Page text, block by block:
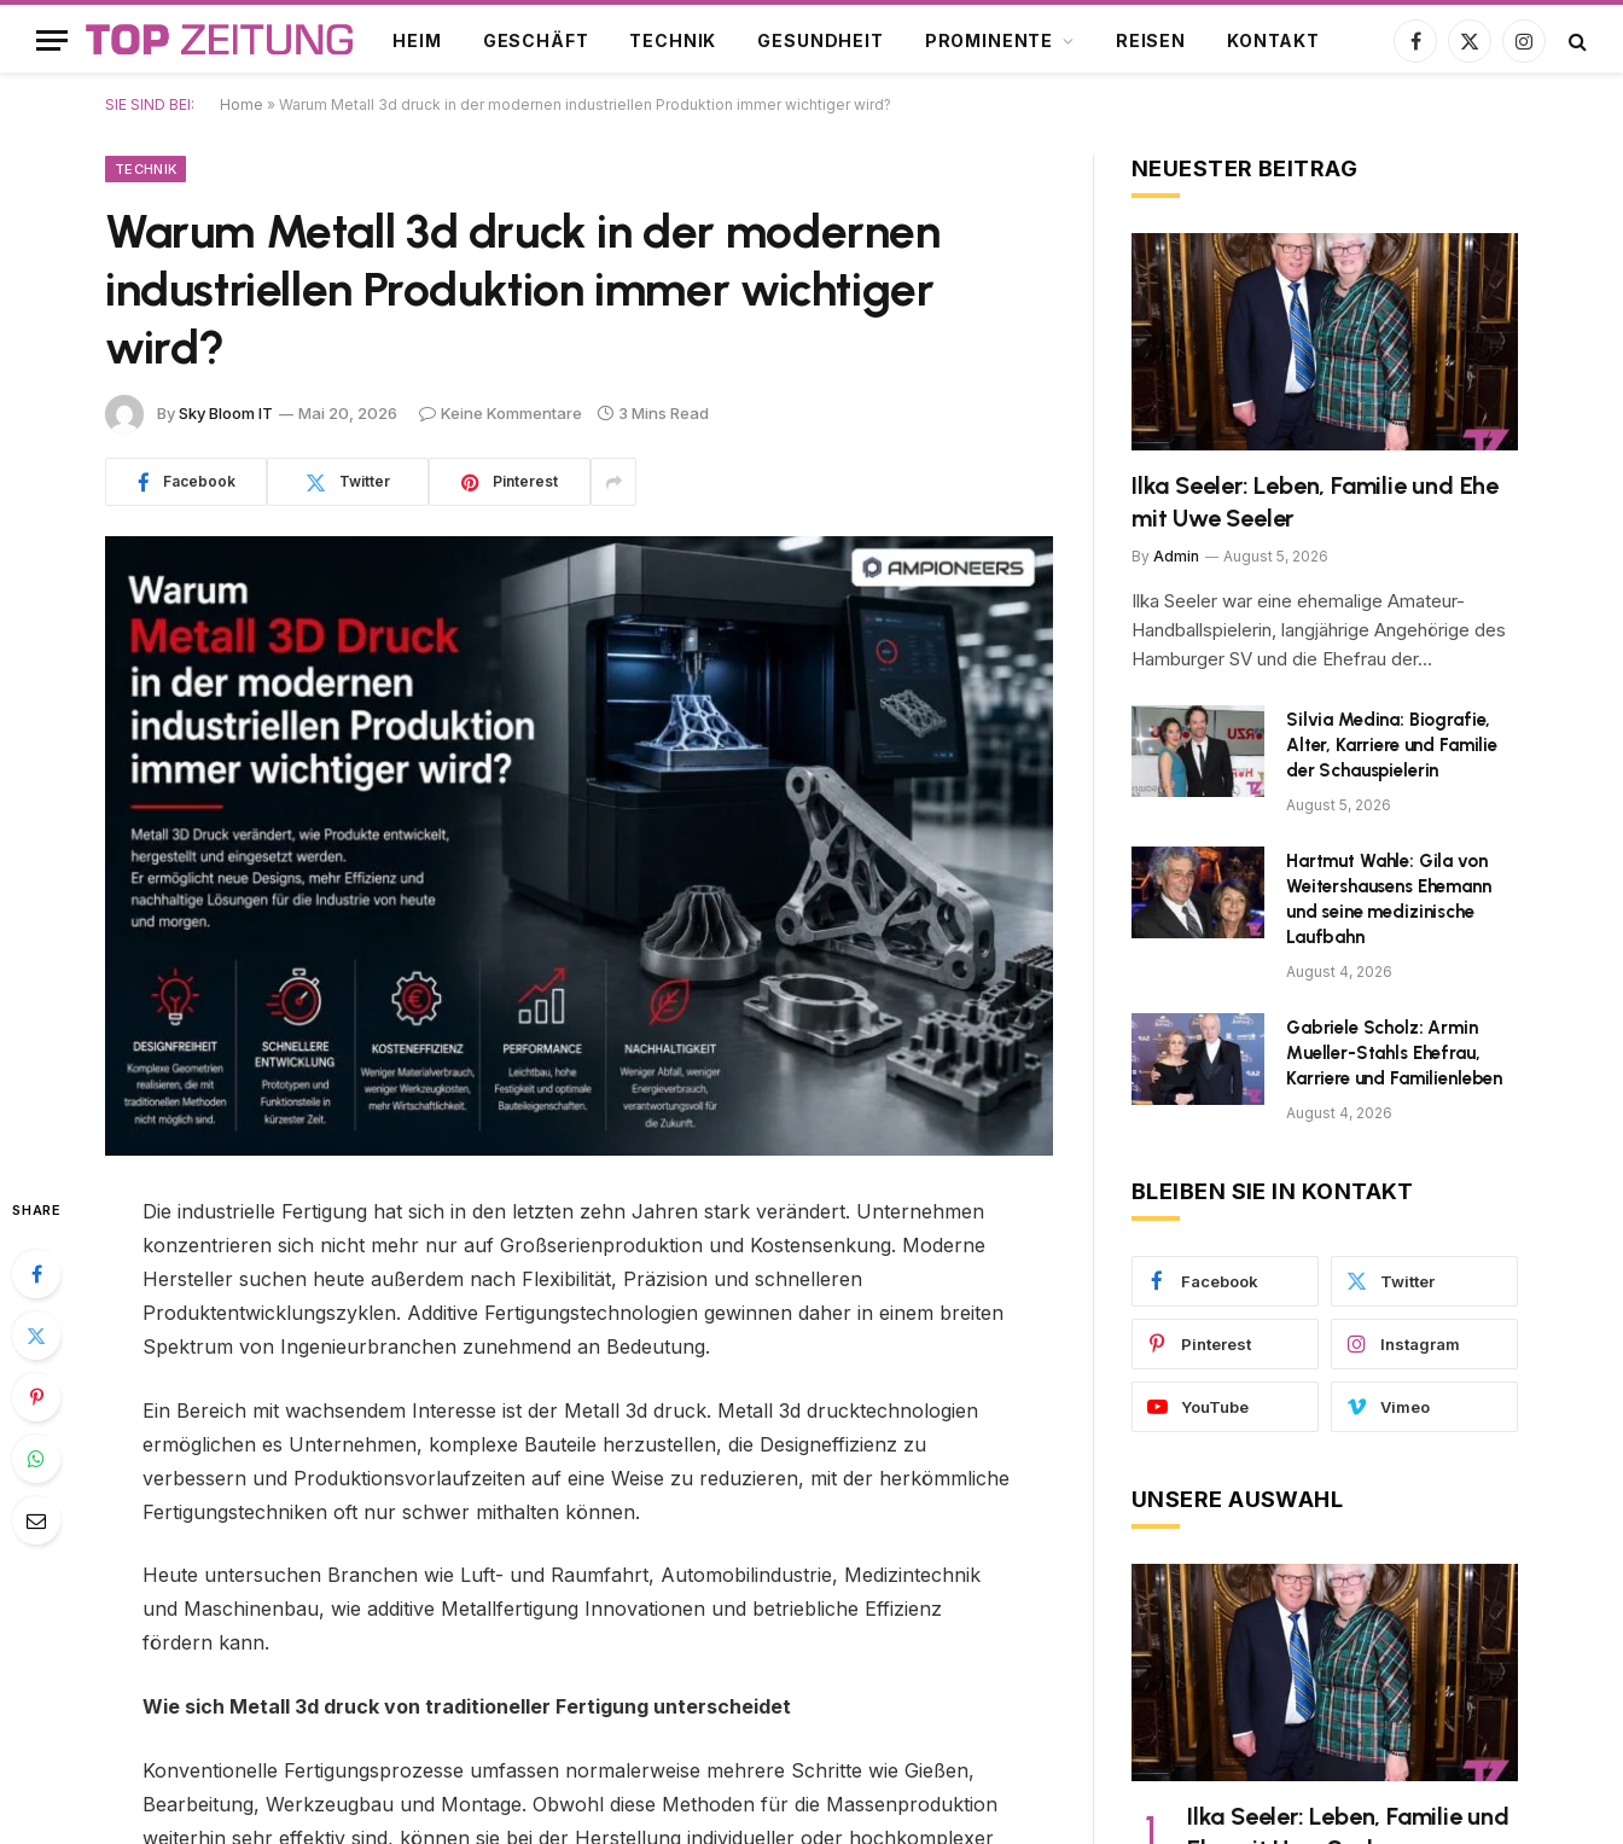
HEIM GESCHÄFT TECHNIK GESUNDHEIT PROMINENTE REISEN KONTAKT
Facebook
X
Instagram
SIE SIND BEI: Home » Warum Metall 3d druck in der modernen industriellen Produktion immer wichtiger wird?
TECHNIK
Warum Metall 3d druck in der modernen
industriellen Produktion immer wichtiger
wird?
BySky Bloom IT Mai 20, 2026 Keine Kommentare 3 Mins Read
Facebook Twitter Pinterest
SHARE
Die industrielle Fertigung hat sich in den letzten zehn Jahren stark verändert. Unternehmen
konzentrieren sich nicht mehr nur auf Großserienproduktion und Kostensenkung. Moderne
Hersteller suchen heute außerdem nach Flexibilität, Präzision und schnelleren
Produktentwicklungszyklen. Additive Fertigungstechnologien gewinnen daher in einem breiten
Spektrum von Ingenieurbranchen zunehmend an Bedeutung.
Ein Bereich mit wachsendem Interesse ist der Metall 3d druck. Metall 3d drucktechnologien
ermöglichen es Unternehmen, komplexe Bauteile herzustellen, die Designeffizienz zu
verbessern und Produktionsvorlaufzeiten auf eine Weise zu reduzieren, mit der herkömmliche
Fertigungstechniken oft nur schwer mithalten können.
Heute untersuchen Branchen wie Luft- und Raumfahrt, Automobilindustrie, Medizintechnik
und Maschinenbau, wie additive Metallfertigung Innovationen und betriebliche Effizienz
fördern kann.
Wie sich Metall 3d druck von traditioneller Fertigung unterscheidet
Konventionelle Fertigungsprozesse umfassen normalerweise mehrere Schritte wie Gießen,
Bearbeitung, Werkzeugbau und Montage. Obwohl diese Methoden für die Massenproduktion
weiterhin sehr effektiv sind, können sie bei der Herstellung individueller oder hochkomplexer
NEUESTER BEITRAG
Ilka Seeler: Leben, Familie und Ehe
mit Uwe Seeler
By Admin August 5, 2026
Ilka Seeler war eine ehemalige Amateur-
Handballspielerin, langjährige Angehörige des
Hamburger SV und die Ehefrau der…
Silvia Medina: Biografie,
Alter, Karriere und Familie
der Schauspielerin
August 5, 2026
Hartmut Wahle: Gila von
Weitershausens Ehemann
und seine medizinische
Laufbahn
August 4, 2026
Gabriele Scholz: Armin
Mueller-Stahls Ehefrau,
Karriere und Familienleben
August 4, 2026
BLEIBEN SIE IN KONTAKT
Facebook Twitter
Pinterest Instagram
YouTube Vimeo
UNSERE AUSWAHL
Ilka Seeler: Leben, Familie und